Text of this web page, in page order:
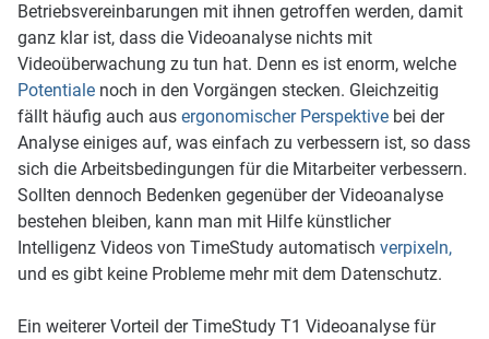
Betriebsvereinbarungen mit ihnen getroffen werden, damit
ganz klar ist, dass die Videoanalyse nichts mit
Videoüberwachung zu tun hat. Denn es ist enorm, welche
Potentialenoch in den Vorgängen stecken. Gleichzeitig
fällt häufig auch aus ergonomischer Perspektivebei der
Analyse einiges auf, was einfach zu verbessern ist, so dass
sich die Arbeitsbedingungen für die Mitarbeiter verbessern.
Sollten dennoch Bedenken gegenüber der Videoanalyse
bestehen bleiben, kann man mit Hilfe künstlicher
Intelligenz Videos von TimeStudy automatisch verpixeln,
und es gibt keine Probleme mehr mit dem Datenschutz.
Ein weiterer Vorteil der TimeStudy T1 Videoanalyse für